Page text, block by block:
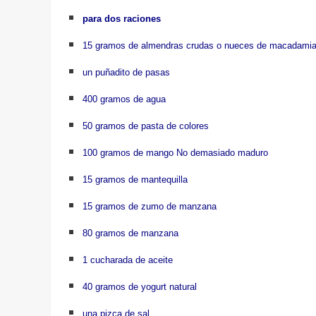
para dos raciones
15 gramos de almendras crudas o nueces de macadamia
un puñadito de pasas
400 gramos de agua
50 gramos de pasta de colores
100 gramos de mango No demasiado maduro
15 gramos de mantequilla
15 gramos de zumo de manzana
80 gramos de manzana
1 cucharada de aceite
40 gramos de yogurt natural
una pizca de sal